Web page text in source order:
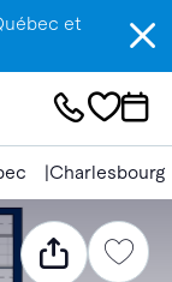
et
Charlesbourg